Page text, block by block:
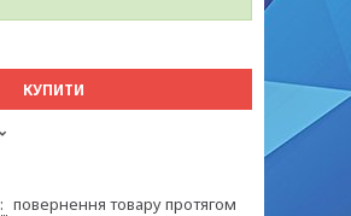
КУПИТИ
повернення товару протягом